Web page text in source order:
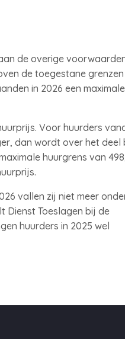
de overige
de toegestane grenzen
in 2026 een maximale
Voor huurders
dan wordt over het deel
huurgrens van
vallen zij niet meer
Dienst Toeslagen bij de
huurders in 2025 wel